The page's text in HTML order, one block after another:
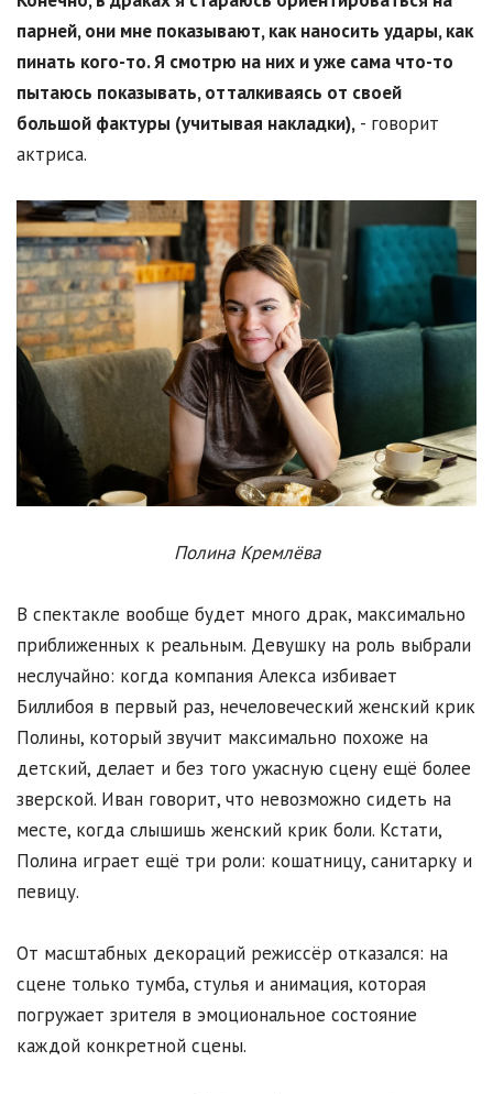
парней, они мне показывают, как наносить удары, как
пинать кого-то. Я смотрю на них и уже сама что-то
пытаюсь показывать, отталкиваясь от своей
большой фактуры (учитывая накладки), - говорит
актриса.
Полина Кремлёва
В спектакле вообще будет много драк, максимально
приближенных к реальным. Девушку на роль выбрали
неслучайно: когда компания Алекса избивает
Биллибоя в первый раз, нечеловеческий женский крик
Полины, который звучит максимально похоже на
детский, делает и без того ужасную сцену ещё более
зверской. Иван говорит, что невозможно сидеть на
месте, когда слышишь женский крик боли. Кстати,
Полина играет ещё три роли: кошатницу, санитарку и
певицу.
От масштабных декораций режиссёр отказался: на
сцене только тумба, стулья и анимация, которая
погружает зрителя в эмоциональное состояние
каждой конкретной сцены.